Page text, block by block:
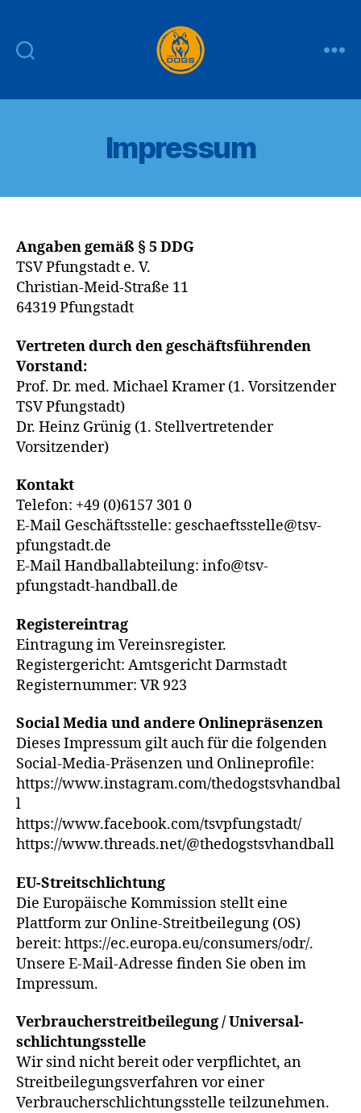
DOGS
Impressum
Angaben gemäß § 5 DDG
TSV Pfungstadt e. V.
Christian-Meid-Straße 11
64319 Pfungstadt
Vertreten durch den geschäftsführenden
Vorstand:
Prof. Dr. med. Michael Kramer (1. Vorsitzender
TSV Pfungstadt)
Dr. Heinz Grünig (1. Stellvertretender
Vorsitzender)
Kontakt
Telefon: +49 (0)6157 301 0
E-Mail Geschäftsstelle: geschaeftsstelle@tsv-
pfungstadt.de
E-Mail Handballabteilung: info@tsv-
pfungstadt-handball.de
Registereintrag
Eintragung im Vereinsregister.
Registergericht: Amtsgericht Darmstadt
Registernummer: VR 923
Social Media und andere Onlinepräsenzen
Dieses Impressum gilt auch für die folgenden
Social-Media-Präsenzen und Onlineprofile:
https://www.instagram.com/thedogstsvhandbal
l
https://www.facebook.com/tsvpfungstadt/
https://www.threads.net/@thedogstsvhandball
EU-Streitschlichtung
Die Europäische Kommission stellt eine
Plattform zur Online-Streitbeilegung (OS)
bereit: https://ec.europa.eu/consumers/odr/.
Unsere E-Mail-Adresse finden Sie oben im
Impressum.
Verbraucher­streit­beilegung / Universal­
schlichtungs­stelle
Wir sind nicht bereit oder verpflichtet, an
Streitbeilegungsverfahren vor einer
Verbraucherschlichtungsstelle teilzunehmen.